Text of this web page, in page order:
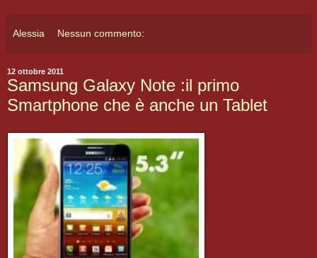
Alessia Nessun commento:
12 ottobre 2011
Samsung Galaxy Note :il primo
Smartphone che è anche un Tablet